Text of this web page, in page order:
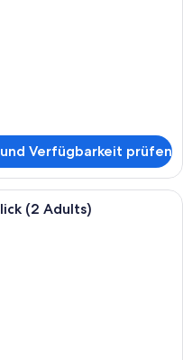
Verfügbarkeit prüfen
Balkon mit weißem Tisch und
(2 Adults)